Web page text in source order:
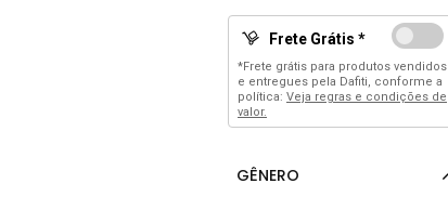
Frete Grátis *
*Frete grátis para produtos vendidos
e entregues pela Dafiti, conforme a
política: Veja regras e condições de
valor.